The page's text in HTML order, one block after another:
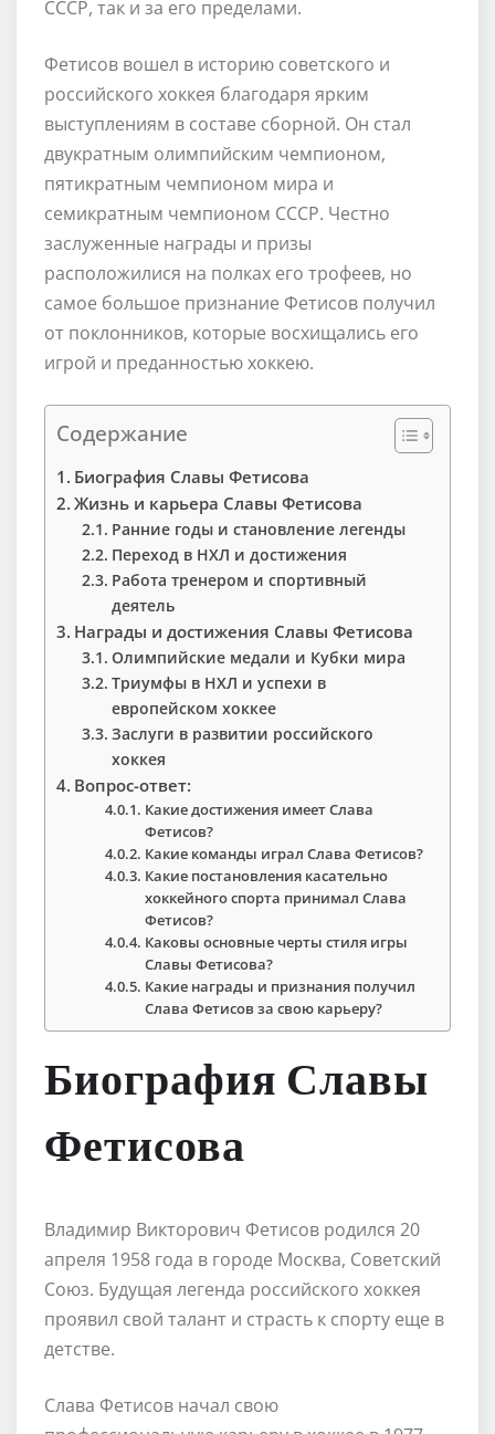
СССР, так и за его пределами.
Фетисов вошел в историю советского и
российского хоккея благодаря ярким
выступлениям в составе сборной. Он стал
двукратным олимпийским чемпионом,
пятикратным чемпионом мира и
семикратным чемпионом СССР. Честно
заслуженные награды и призы
расположилися на полках его трофеев, но
самое большое признание Фетисов получил
от поклонников, которые восхищались его
игрой и преданностью хоккею.
Содержание
Биография Славы Фетисова
Жизнь и карьера Славы Фетисова
Ранние годы и становление легенды
Переход в НХЛ и достижения
Работа тренером и спортивный
деятель
Награды и достижения Славы Фетисова
Олимпийские медали и Кубки мира
Триумфы в НХЛ и успехи в
европейском хоккее
Заслуги в развитии российского
хоккея
Вопрос-ответ:
Какие достижения имеет Слава
Фетисов?
Какие команды играл Слава Фетисов?
Какие постановления касательно
хоккейного спорта принимал Слава
Фетисов?
Каковы основные черты стиля игры
Славы Фетисова?
Какие награды и признания получил
Слава Фетисов за свою карьеру?
Биография Славы
Фетисова
Владимир Викторович Фетисов родился 20
апреля 1958 года в городе Москва, Советский
Союз. Будущая легенда российского хоккея
проявил свой талант и страсть к спорту еще в
детстве.
Слава Фетисов начал свою